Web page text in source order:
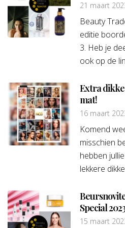
21 maart
Beauty
editie
3. Heb je
ook op de
Extra
mat!
16 maart
Komend
misschien
hebben
lekkere
Special
15 maart